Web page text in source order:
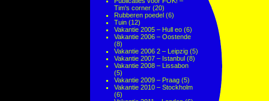
Tim's corner (20)
Rubberen poedel (6)
Tuin (12)
Vakantie 2005 – Hull eo (6)
Vakantie 2006 – Oostende
(8)
Vakantie 2006 2 – Leipzig (5)
Vakantie 2007 – Istanbul (8)
Vakantie 2008 – Lissabon
(5)
Vakantie 2009 – Praag (5)
Vakantie 2010 – Stockholm
(6)